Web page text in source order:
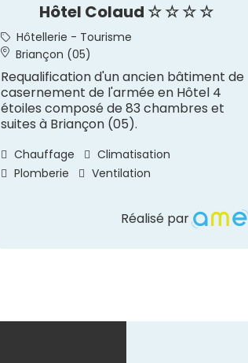
Hôtel Colaud ☆ ☆ ☆ ☆
Hôtellerie - Tourisme
Briançon (05)
Requalification d'un ancien bâtiment de
casernement de l'armée en Hôtel 4
étoiles composé de 83 chambres et
suites à Briançon (05).
Chauffage
Climatisation
Plomberie
Ventilation
Réalisé par